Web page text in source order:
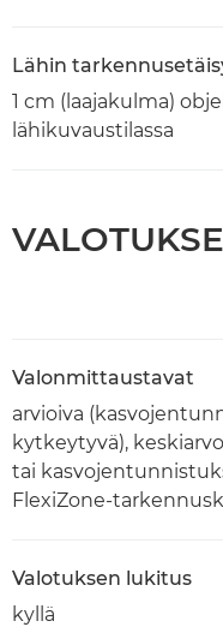
Lähin
1 cm (laajakulma)
lähikuvaustilassa
Valonmittaustavat
arvioiva
kytkeytyvä),
tai
FlexiZone-
Valotuksen lukitus
kyllä